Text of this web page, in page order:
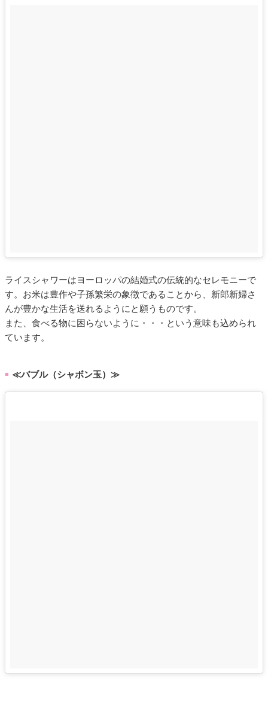
ライスシャワーはヨーロッパの結婚式の伝統的なセレモニーで
す。お米は豊作や子孫繁栄の象徴であることから、新郎新婦さ
んが豊かな生活を送れるようにと願うものです。
また、食べる物に困らないように・・・という意味も込められ
ています。
■ ≪バブル（シャボン玉）≫